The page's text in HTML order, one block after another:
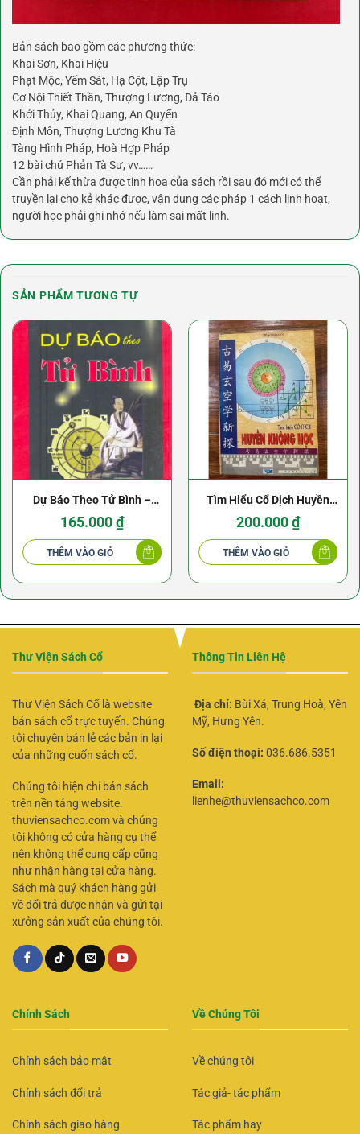
Bản sách bao gồm các phương thức:
Khai Sơn, Khai Hiệu
Phạt Mộc, Yểm Sát, Hạ Cột, Lập Trụ
Cơ Nội Thiết Thần, Thượng Lương, Đả Táo
Khởi Thủy, Khai Quang, An Quyển
Định Môn, Thượng Lương Khu Tà
Tàng Hình Pháp, Hoà Hợp Pháp
12 bài chú Phản Tà Sư, vv……
Cần phải kế thừa được tinh hoa của sách rồi sau đó mới có thể
truyền lại cho kẻ khác được, vận dụng các pháp 1 cách linh hoạt,
người học phải ghi nhớ nếu làm sai mất linh.
SẢN PHẨM TƯƠNG TỰ
Dự Báo Theo Tử Bình –
Trần Khang Ninh
165.000₫
THÊM VÀO GIỎ
Tìm Hiểu Cổ Dịch Huyền
Không Học
200.000₫
THÊM VÀO GIỎ
Thư Viện Sách Cổ
Thư Viện Sách Cổ là website
bán sách cổ trực tuyến. Chúng
tôi chuyên bán lẻ các bản in lại
của những cuốn sách cổ.
Chúng tôi hiện chỉ bán sách
trên nền tảng website:
thuviensachco.com và chúng
tôi không có cửa hàng cụ thể
nên không thể cung cấp cũng
như nhận hàng tại cửa hàng.
Sách mà quý khách hàng gửi
về đổi trả được nhận và gửi tại
xưởng sản xuất của chúng tôi.
Thông Tin Liên Hệ
Địa chỉ: Bùi Xá, Trung Hoà, Yên
Mỹ, Hưng Yên.
Số điện thoại: 036.686.5351
Email:
lienhe@thuviensachco.com
Chính Sách
Chính sách bảo mật
Chính sách đổi trả
Chính sách giao hàng
Về Chúng Tôi
Về chúng tôi
Tác giả- tác phẩm
Tác phẩm hay